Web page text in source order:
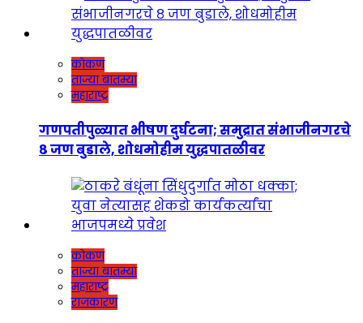
कोकण
ताज्या बातम्या
महाराष्ट्र
गणपतीपुळ्यात भीषण दुर्घटना; समुद्रात संभाजीनगरचे
८ जण बुडाले, शोधमोहीम युद्धपातळीवर
कोकण
ताज्या बातम्या
महाराष्ट्र
राजकारण